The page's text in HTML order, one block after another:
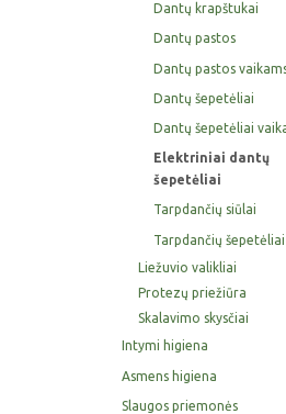
Dantų krapštukai
Dantų pastos
Dantų pastos
Dantų šepetėliai
Dantų šepetėliai
Elektriniai dantų
šepetėliai
Tarpdančių siūlai
Tarpdančių šepetėliai
Liežuvio valikliai
Protezų priežiūra
Skalavimo skysčiai
Intymi higiena
Asmens higiena
Slaugos priemonės